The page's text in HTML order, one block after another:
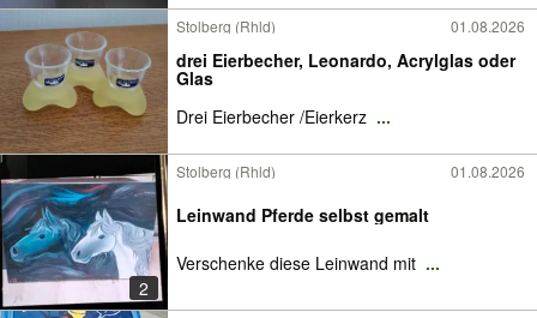
Stolberg (Rhld) 01.08.2026
drei Eierbecher, Leonardo, Acrylglas oder
Glas
Drei Eierbecher /Eierkerz ...
2
Stolberg (Rhld) 01.08.2026
Leinwand Pferde selbst gemalt
Verschenke diese Leinwand mit ...